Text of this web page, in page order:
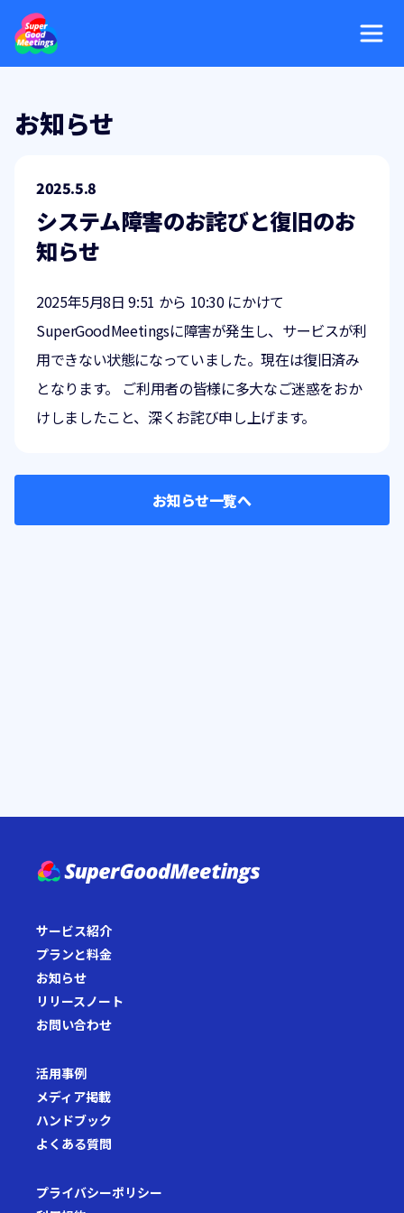
お知らせ
2025.5.8
システム障害のお詫びと復旧のお
知らせ
2025年5月8日 9:51 から 10:30 にかけて
SuperGoodMeetingsに障害が発生し、サービスが利
用できない状態になっていました。現在は復旧済み
となります。 ご利用者の皆様に多大なご迷惑をおか
けしましたこと、深くお詫び申し上げます。
お知らせ一覧へ
サービス紹介
プランと料金
お知らせ
リリースノート
お問い合わせ
活用事例
メディア掲載
ハンドブック
よくある質問
プライバシーポリシー